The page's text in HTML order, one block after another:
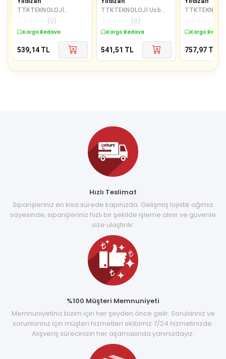
TTKTEKNOLOJİ
Handmade Candy Micro
100 cm TT
(0)
Kargo Bedava
539,14 TL
TTKTEKNOLOJİ Usb
Yazıcı Printer Ara
Metre 4912
(0)
Kargo Bedava
541,51 TL
Kargo
757,97 TL
Hızlı Teslimat
Siparişleriniz en kısa sürede kapınızda. Gelişmiş lojistik ağımız
sayesinde, siparişleriniz hızlı bir şekilde işleme alınır ve güvenle
size ulaştırılır.
%100 Müşteri Memnuniyeti
Memnuniyetiniz bizim için her şeyden önce gelir. Sorularınız ve
sorunlarınız için müşteri hizmetleri ekibimiz 7/24 hizmetinizde.
Alışveriş sürecinizin her aşamasında yanınızdayız.